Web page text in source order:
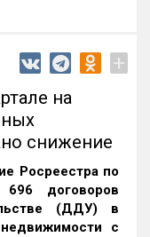
+
на
снижение
Росреестра по
696 договоров
(ДДУ) в
с